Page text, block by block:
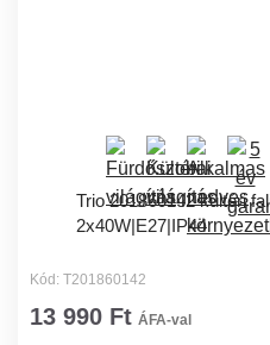
Trio 201860142 kültéri
2x40W|E27|IP44
Kód: T201860142
13 990 Ft ÁFA-val